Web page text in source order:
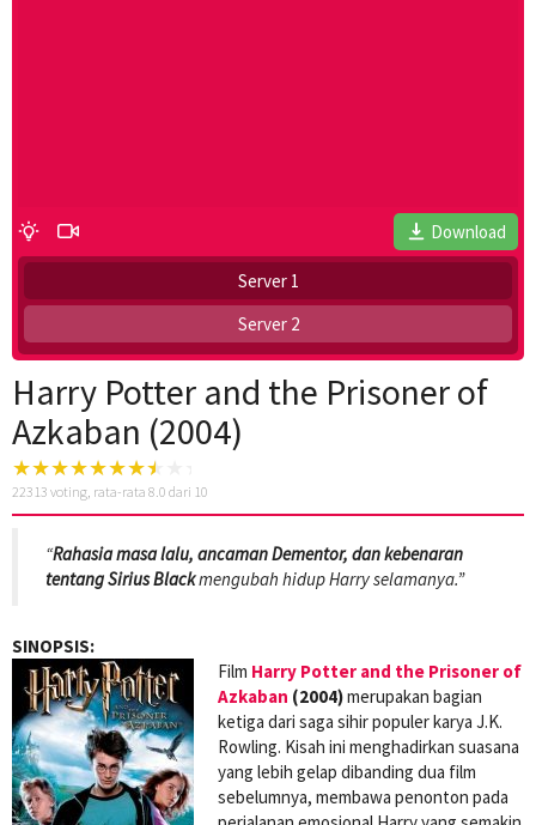
Download
Server 1
Server 2
Harry Potter and the Prisoner of
Azkaban (2004)
22313 voting, rata-rata 8.0 dari 10
“Rahasia masa lalu, ancaman Dementor, dan kebenaran
tentang Sirius Blackmengubah hidup Harry selamanya.”
SINOPSIS:
Film Harry Potter and the Prisoner of
Azkaban (2004)merupakan bagian
ketiga dari saga sihir populer karya J.K.
Rowling. Kisah ini menghadirkan suasana
yang lebih gelap dibanding dua film
sebelumnya, membawa penonton pada